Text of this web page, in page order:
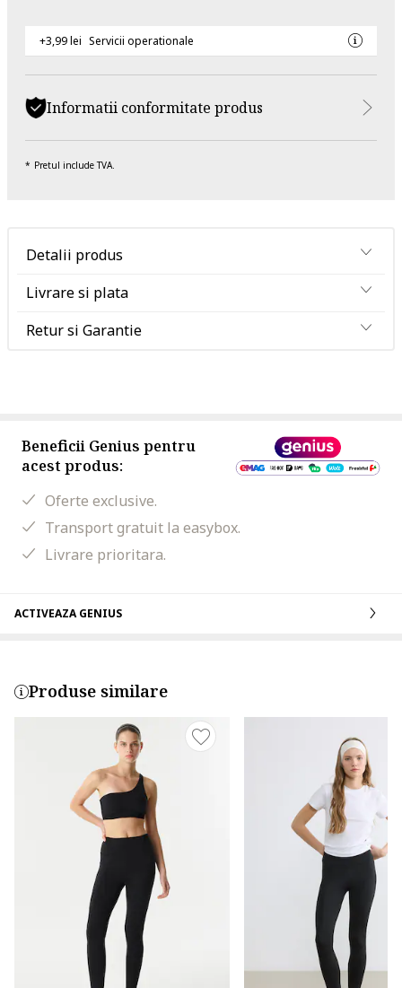
+3,99 lei Servicii operationale
Informatii conformitate produs
Pretul include TVA.
Detalii produs
Livrare si plata
Retur si Garantie
Beneficii Genius pentru
acest produs:
Oferte exclusive.
Transport gratuit la easybox.
Livrare prioritara.
ACTIVEAZA GENIUS
Produse similare